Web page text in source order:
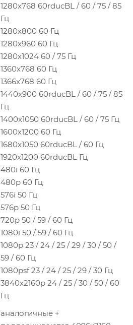
1280x768 60rducBL / 60 / 75 / 85
Гц
1280x800 60 Гц
1280x960 60 Гц
1280x1024 60 / 75 Гц
1360x768 60 Гц
1366x768 60 Гц
1440x900 60rducBL / 60 / 75 / 85
Гц
1400x1050 60rducBL / 60 / 75 Гц
1600x1200 60 Гц
1680x1050 60rducBL / 60 Гц
1920x1200 60rducBL Гц
480i 60 Гц
480p 60 Гц
576i 50 Гц
576p 50 Гц
720p 50 / 59 / 60 Гц
1080i 50 / 59 / 60 Гц
1080p 23 / 24 / 25 / 29 / 30 / 50 /
59 / 60 Гц
1080psf 23 / 24 / 25 / 29 / 30 Гц
3840x2160p 24 / 25 / 30 / 50 / 60
Гц
аналогичные +